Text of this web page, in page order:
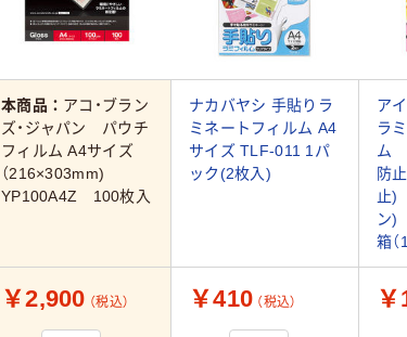
本商品： アコ・ブラン
ズ・ジャパン パウチ
フィルム A4サイズ
（216×303mm)
YP100A4Z 100枚入
ナカバヤシ 手貼りラ
ミネートフィルム A4
サイズ TLF-011 1パ
ック(2枚入)
ア
ラ
ム
防
止)
ン)
箱（
￥2,900 （税込） ￥410 （税込）